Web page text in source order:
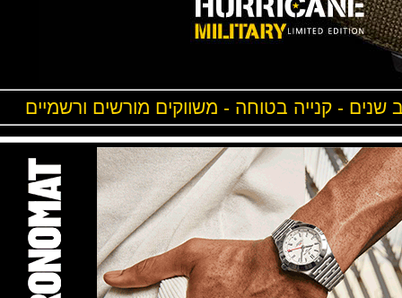
- קנייה בטוחה - משווקים מורשים ורשמיים